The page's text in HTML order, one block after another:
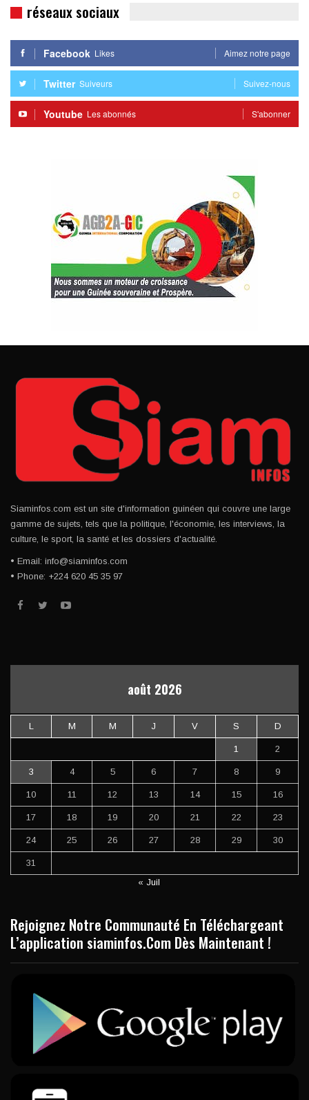
réseaux sociaux
Facebook Likes Aimez notre page
Twitter Suiveurs Suivez-nous
Youtube Les abonnés S'abonner
Siaminfos.com est un site d'information guinéen qui couvre une large
gamme de sujets, tels que la politique, l'économie, les interviews, la
culture, le sport, la santé et les dossiers d'actualité.
• Email: info@siaminfos.com
• Phone: +224 620 45 35 97
août 2026
L M M J V S D
1 2
3 4 5 6 7 8 9
10 11 12 13 14 15 16
17 18 19 20 21 22 23
24 25 26 27 28 29 30
31
« Juil
Rejoignez Notre Communauté En Téléchargeant
L’application siaminfos.Com Dès Maintenant !